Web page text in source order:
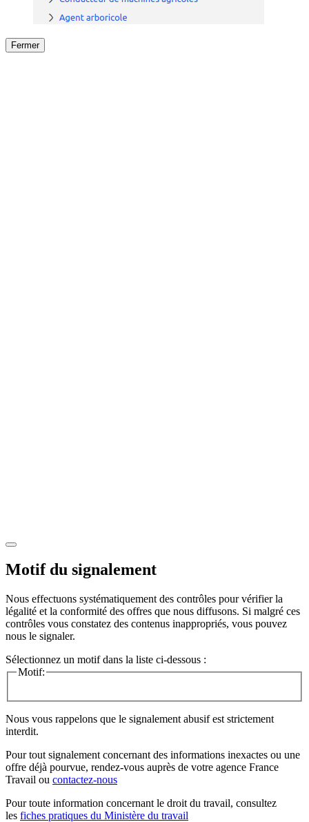
Fermer
Motif du signalement
Nous effectuons systématiquement des contrôles pour vérifier la
légalité et la conformité des offres que nous diffusons. Si malgré ces
contrôles vous constatez des contenus inappropriés, vous pouvez
nous le signaler.
Sélectionnez un motif dans la liste ci-dessous :
Motif:
Nous vous rappelons que le signalement abusif est strictement
interdit.
Pour tout signalement concernant des informations inexactes ou une
offre déjà pourvue, rendez-vous auprès de votre agence France
Travail ou contactez-nous
Pour toute information concernant le droit du travail, consultez
les fiches pratiques du Ministère du travail